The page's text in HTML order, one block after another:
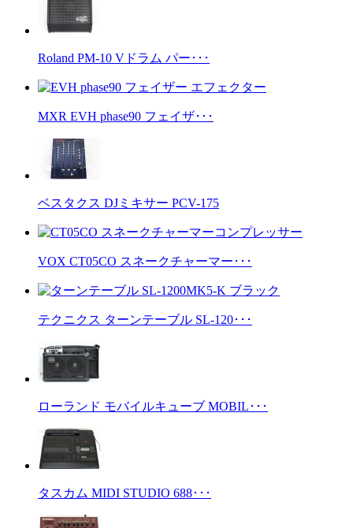
Roland PM-10 Vドラム パー･･･
MXR EVH phase90 フェイザ･･･
ベスタクス DJミキサー PCV-175
VOX CT05CO スネークチャーマー･･･
テクニクス ターンテーブル SL-120･･･
ローランド モバイルキューブ MOBIL･･･
タスカム MIDI STUDIO 688･･･